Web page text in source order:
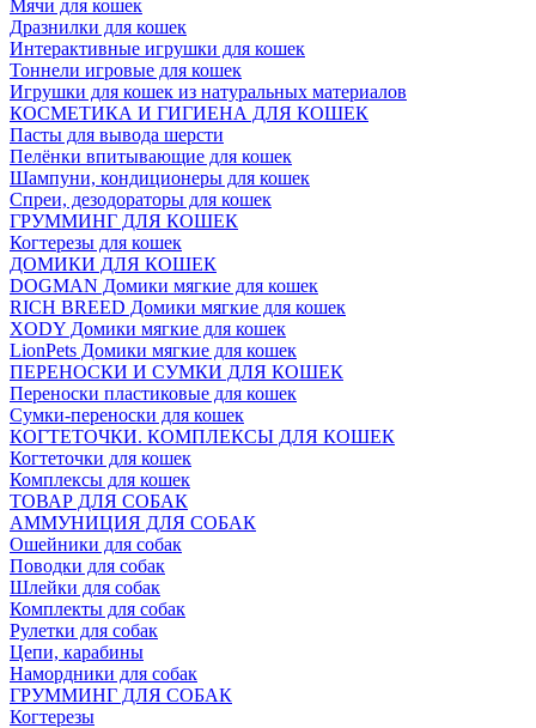
Мячи для кошек
Дразнилки для кошек
Интерактивные игрушки для кошек
Тоннели игровые для кошек
Игрушки для кошек из натуральных материалов
КОСМЕТИКА И ГИГИЕНА ДЛЯ КОШЕК
Пасты для вывода шерсти
Пелёнки впитывающие для кошек
Шампуни, кондиционеры для кошек
Спреи, дезодораторы для кошек
ГРУММИНГ ДЛЯ КОШЕК
Когтерезы для кошек
ДОМИКИ ДЛЯ КОШЕК
DOGMAN Домики мягкие для кошек
RICH BREED Домики мягкие для кошек
XODY Домики мягкие для кошек
LionPets Домики мягкие для кошек
ПЕРЕНОСКИ И СУМКИ ДЛЯ КОШЕК
Переноски пластиковые для кошек
Сумки-переноски для кошек
КОГТЕТОЧКИ. КОМПЛЕКСЫ ДЛЯ КОШЕК
Когтеточки для кошек
Комплексы для кошек
ТОВАР ДЛЯ СОБАК
АММУНИЦИЯ ДЛЯ СОБАК
Ошейники для собак
Поводки для собак
Шлейки для собак
Комплекты для собак
Рулетки для собак
Цепи, карабины
Намордники для собак
ГРУММИНГ ДЛЯ СОБАК
Когтерезы